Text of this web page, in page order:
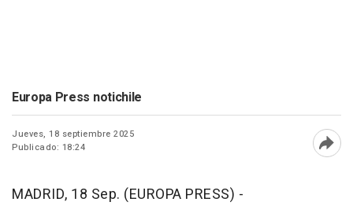
Europa Press notichile
Jueves, 18 septiembre 2025
Publicado: 18:24
MADRID, 18 Sep. (EUROPA PRESS) -